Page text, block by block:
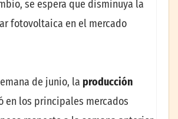
se espera que disminuya la
fotovoltaica en el mercado
de junio, la producción
en los principales mercados